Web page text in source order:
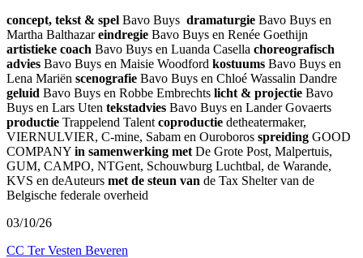
concept, tekst & spel Bavo Buys dramaturgie Bavo Buys en
Martha Balthazareindregie Bavo Buys en Renée Goethijn
artistieke coach Bavo Buys en Luanda Casella choreografisch
advies Bavo Buys en Maisie Woodford kostuums Bavo Buys en
Lena Mariën scenografie Bavo Buys en Chloé Wassalin Dandre
geluid Bavo Buys en Robbe Embrechts licht & projectie Bavo
Buys en Lars Uten tekstadvies Bavo Buys en Lander Govaerts
productie Trappelend Talent coproductie detheatermaker,
VIERNULVIER, C­-mine, Sabam en Ouroboros spreiding GOOD
COMPANY in samenwerking met De Grote Post, Malpertuis,
GUM, CAMPO, NTGent, Schouwburg Luchtbal, de Warande,
KVS en deAuteurs met de steun van de Tax Shelter van de
Belgische federale overheid
03/10/26
CC Ter Vesten Beveren